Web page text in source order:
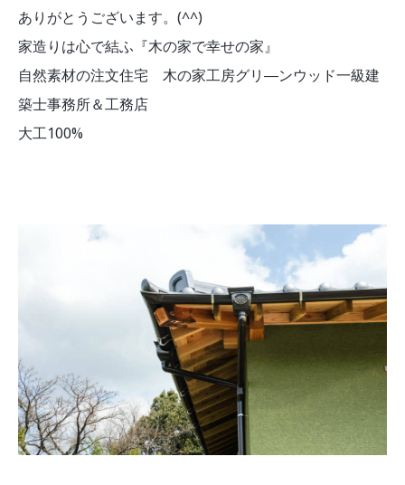
ありがとうございます。(^^)
家造りは心で結ふ『木の家で幸せの家』
自然素材の注文住宅 木の家工房グリ―ンウッド一級建
築士事務所＆工務店
大工100%